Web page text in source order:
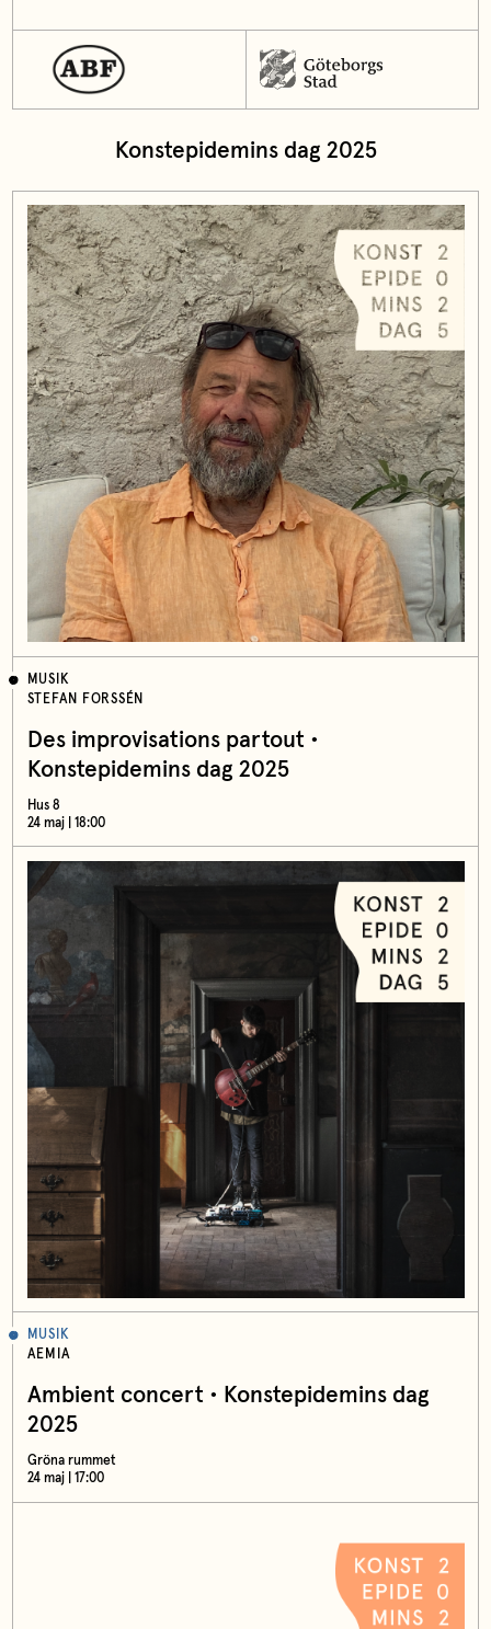
Konstepidemins dag 2025
MUSIK
STEFAN FORSSÉN
Des improvisations partout •
Konstepidemins dag 2025
Hus 8
24 maj | 18:00
MUSIK
AEMIA
Ambient concert • Konstepidemins dag
2025
Gröna rummet
24 maj | 17:00